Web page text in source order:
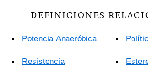
DEFINICIONES
Potencia Anaeróbica
Resistencia